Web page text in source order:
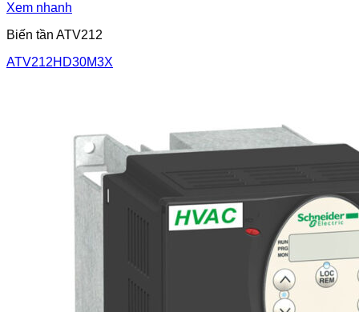
Xem nhanh
Biến tần ATV212
ATV212HD30M3X